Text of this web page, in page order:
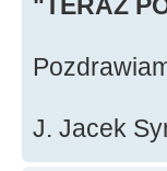
J. Jacek